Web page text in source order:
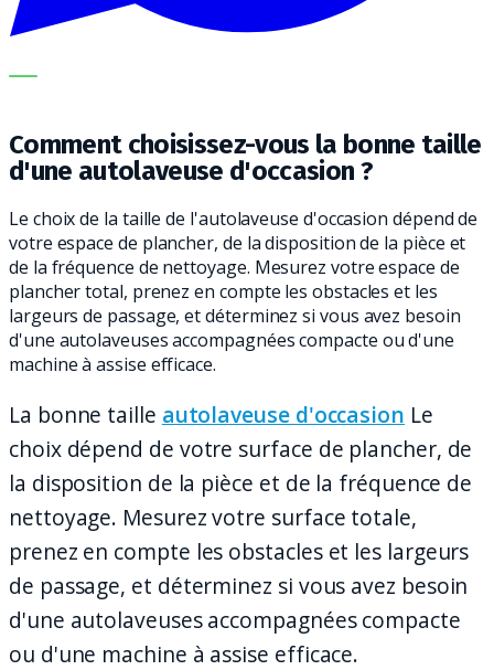
ÉTAPE ET LE TRADUISENT EN CHOIX PRATIQUES POUR
Comment choisissez-vous la bonne taille
d'une autolaveuse d'occasion ?
Le choix de la taille de l'autolaveuse d'occasion dépend de
votre espace de plancher, de la disposition de la pièce et
de la fréquence de nettoyage. Mesurez votre espace de
plancher total, prenez en compte les obstacles et les
largeurs de passage, et déterminez si vous avez besoin
d'une autolaveuses accompagnées compacte ou d'une
machine à assise efficace.
La bonne taille autolaveuse d'occasion Le
choix dépend de votre surface de plancher, de
la disposition de la pièce et de la fréquence de
nettoyage. Mesurez votre surface totale,
prenez en compte les obstacles et les largeurs
de passage, et déterminez si vous avez besoin
d'une autolaveuses accompagnées compacte
ou d'une machine à assise efficace.